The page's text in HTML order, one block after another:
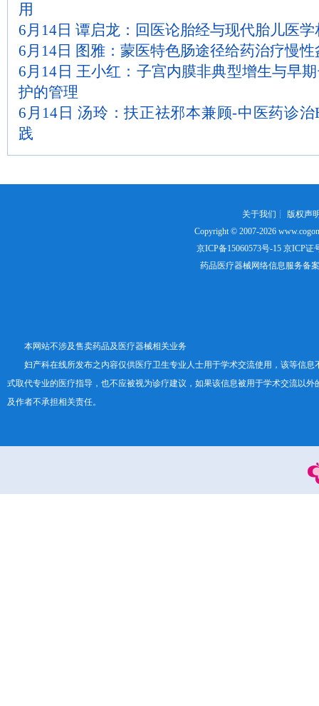
用
6月14日 谭启龙：回医论胎经与现代胎儿医
6月14日 图雅：蒙医特色肠途径给药治疗慢性
6月14日 王小红：子宫内膜非典型增生与早
护的管理
6月14日 汤玲：扶正祛邪本兼顾-中医药诊
践
关于我们 ┊ 版权声
Copyright © 2007-2026
京ICP备15060573号-15京ICP证
药品医疗器械网络信息服务备
本网站不涉及售卖药品及医疗器械相关业务
妇产科在线所发布之内容仅供医疗卫生专业人士用于学术交流使用，该等信息
式取代专业的医疗指导，也不应被视为诊疗建议，如果该信息被用于学术交流以外
及作者不承担相关责任。